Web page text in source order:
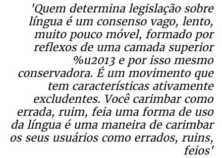
'Quem determina legislação sobre
língua é um consenso vago, lento,
muito pouco móvel, formado por
reflexos de uma camada superior
%u2013 e por isso mesmo
conservadora. É um movimento que
tem características ativamente
excludentes. Você carimbar como
errada, ruim, feia uma forma de uso
da língua é uma maneira de carimbar
os seus usuários como errados, ruins,
feios'